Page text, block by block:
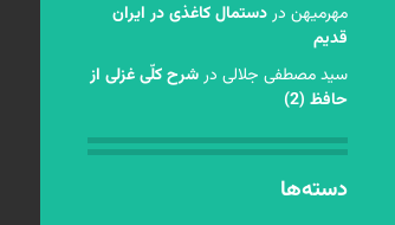
مهرمیهن دردستمال کاغذی در ایران
قدیم
سید مصطفی جلالی درشرح کلّی غزلی از
حافظ (2)
دسته‌ها